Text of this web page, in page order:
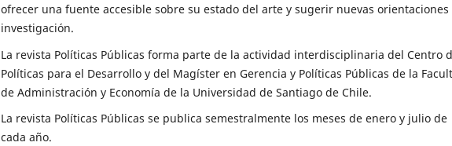
ofrecer una fuente accesible sobre su estado del arte y sugerir nuevas orientaciones
investigación.
La revista Políticas Públicas forma parte de la actividad interdisciplinaria del Centro
Políticas para el Desarrollo y del Magíster en Gerencia y Políticas Públicas de la
de Administración y Economía de la Universidad de Santiago de Chile.
La revista Políticas Públicas se publica semestralmente los meses de enero y julio de
cada año.